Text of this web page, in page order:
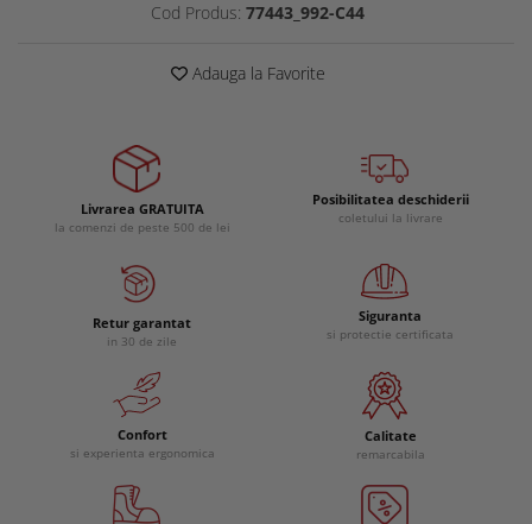
Cod Produs: 77443_992-C44
Adauga la Favorite
Livrarea GRATUITA
la comenzi de peste 500 de lei
Posibilitatea deschiderii
coletului la livrare
Retur garantat
in 30 de zile
Siguranta
si protectie certificata
Confort
si experienta ergonomica
Calitate
remarcabila